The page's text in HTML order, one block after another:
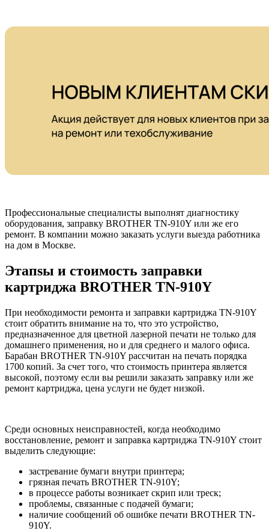
Профессиональные специалисты выполнят диагностику
оборудования, заправку BROTHER TN-910Y или же его
ремонт. В компании можно заказать услуги выезда работника
на дом в Москве.
Этапsы и стоимость заправки
картриджа BROTHER TN-910Y
При необходимости ремонта и заправки картриджа TN-910Y
стоит обратить внимание на то, что это устройство,
предназначенное для цветной лазерной печати не только для
домашнего применения, но и для среднего и малого офиса.
Барабан BROTHER TN-910Y рассчитан на печать порядка
1700 копий. За счет того, что стоимость принтера является
высокой, поэтому если вы решили заказать заправку или же
ремонт картриджа, цена услуги не будет низкой.
Среди основных неисправностей, когда необходимо
восстановление, ремонт и заправка картриджа TN-910Y стоит
выделить следующие:
застревание бумаги внутри принтера;
грязная печать BROTHER TN-910Y;
в процессе работы возникает скрип или треск;
проблемы, связанные с подачей бумаги;
наличие сообщений об ошибке печати BROTHER TN-
910Y.